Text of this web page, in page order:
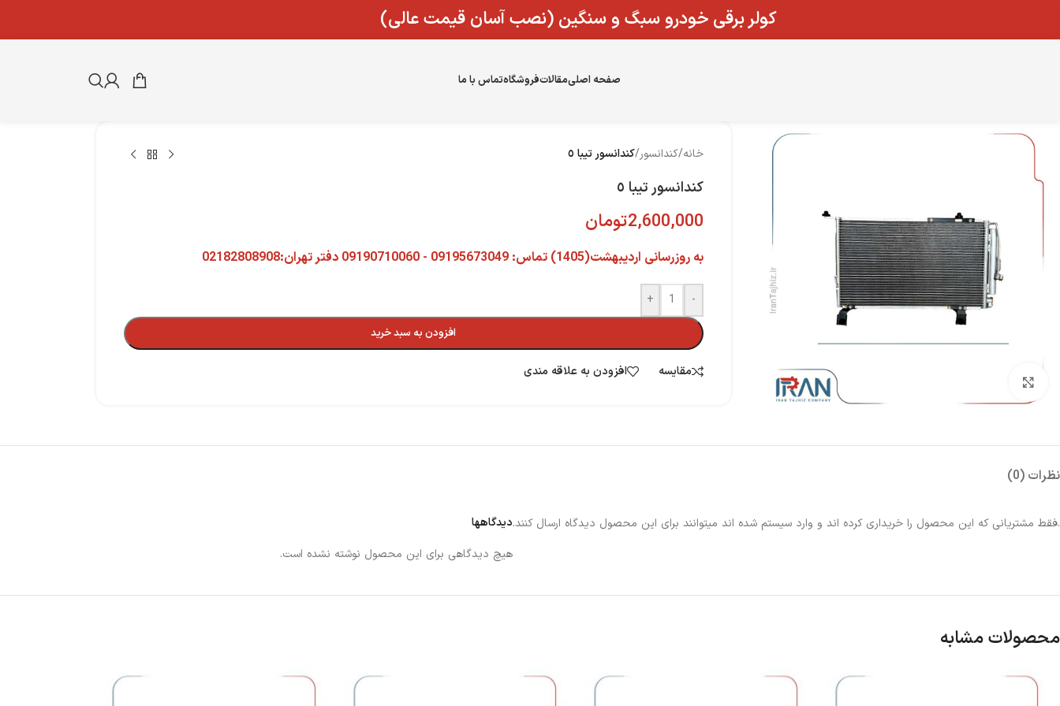
کولر برقی خودرو سبگ و سنگین (نصب آسان قیمت عالی)
صفحه اصلیمقالاتفروشگاهتماس با ما
خانه/کندانسور/كندانسور تيبا ٥
كندانسور تيبا ٥
2,600,000تومان
به روزرسانی اردیبهشت(1405) تماس: 09195673049 - 09190710060 دفتر تهران:02182808908
-
+
افزودن به سبد خرید
مقایسه افزودن به علاقه مندی
نظرات (0)
دیدگاهها
هیچ دیدگاهی برای این محصول نوشته نشده است.
.فقط مشتریانی که این محصول را خریداری کرده اند و وارد سیستم شده اند میتوانند برای این محصول دیدگاه ارسال کنند.
محصولات مشابه